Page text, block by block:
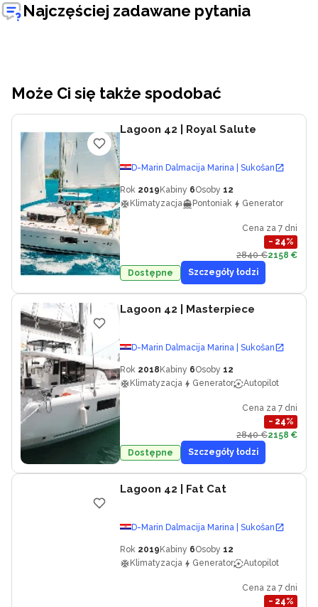
Najczęściej zadawane pytania
Może Ci się także spodobać
Lagoon 42 | Royal Salute
D-Marin Dalmacija Marina | Sukošan
Rok 2019 Kabiny 6Osoby 12
Klimatyzacja
Pontoniak Generator
Cena za 7 dni
− 24%
2840 €2158 €
Dostępne
Szczegóły łodzi
Lagoon 42 | Masterpiece
D-Marin Dalmacija Marina | Sukošan
Rok 2018 Kabiny 6Osoby 12
Klimatyzacja
Generator Autopilot
Cena za 7 dni
− 24%
2840 €2158 €
Dostępne
Szczegóły łodzi
Lagoon 42 | Fat Cat
D-Marin Dalmacija Marina | Sukošan
Rok 2019 Kabiny 6Osoby 12
Klimatyzacja
Generator Autopilot
Cena za 7 dni
− 24%